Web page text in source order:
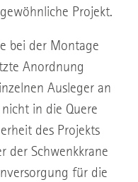
Projekt.
bei der Montage
Anordnung
Ausleger an
in die Quere
des Projekts
der Schwenkkrane
für die